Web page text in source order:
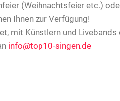
(Weihnachtsfeier etc.)
Ihnen zur Verfügung!
mit Künstlern und
info@top10-singen.de